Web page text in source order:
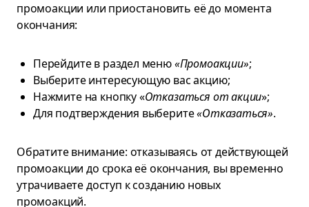
промоакции или приостановить её до момента
окончания:
Перейдите в раздел меню«Промоакции»;
Выберите интересующую вас акцию;
Нажмите на кнопку «Отказаться от акции»;
Для подтверждения выберите«Отказаться».
Обратите внимание: отказываясь от действующей
промоакции до срока её окончания, вы временно
утрачиваете доступ к созданию новых
промоакций.